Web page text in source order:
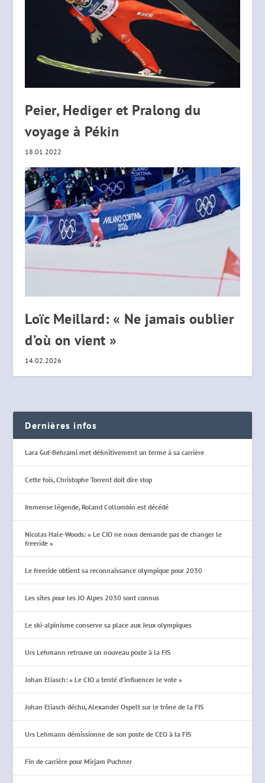
Peier, Hediger et Pralong du
voyage à Pékin
18.01.2022
Loïc Meillard: « Ne jamais oublier
d’où on vient »
14.02.2026
Dernières infos
Lara Gut-Behrami met définitivement un terme à sa carrière
Cette fois, Christophe Torrent doit dire stop
Immense légende, Roland Collombin est décédé
Nicolas Hale-Woods: « Le CIO ne nous demande pas de changer le
freeride »
Le freeride obtient sa reconnaissance olympique pour 2030
Les sites pour les JO Alpes 2030 sont connus
Le ski-alpinisme conserve sa place aux Jeux olympiques
Urs Lehmann retrouve un nouveau poste à la FIS
Johan Eliasch: « Le CIO a tenté d’influencer le vote »
Johan Eliasch déchu, Alexander Ospelt sur le trône de la FIS
Urs Lehmann démissionne de son poste de CEO à la FIS
Fin de carrière pour Mirjam Puchner